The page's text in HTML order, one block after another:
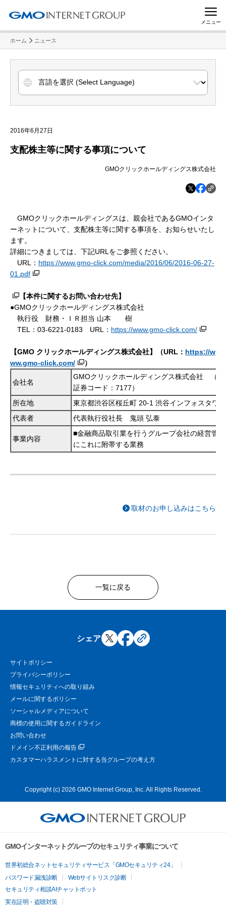
メニュー
ホーム ニュース
2016年6月27日
支配株主等に関する事項について
GMOクリックホールディングス株式会社
GMOクリックホールディングスは、親会社であるGMOインタ
ーネットについて、支配株主等に関する事項を、お知らせいたし
ます。
詳細につきましては、下記URLをご参照ください。
URL： https://www.gmo-click.com/media/2016/06/2016-06-27-
01.pdf
【本件に関するお問い合わせ先】
●GMOクリックホールディングス株式会社
執行役 財務・ＩＲ担当 山本 樹
TEL：03-6221-0183 URL： https://www.gmo-click.com/
【GMO クリックホールディングス株式会社】（URL： https://w
ww.gmo-click.com/
）
会社名
GMOクリックホールディングス株式会社 （
証券コード：7177）
所在地
東京都渋谷区桜丘町 20-1 渋谷インフォスタワー
代表者
代表執行役社長 鬼頭 弘泰
事業内容
■金融商品取引業を行うグループ会社の経営管
にこれに附帯する業務
取材のお申し込みはこちら
一覧に戻る
シェア
サイトポリシー
プライバシーポリシー
情報セキュリティへの取り組み
メールに関するポリシー
ソーシャルメディアについて
商標の使用に関するガイドライン
お問い合わせ
ドメイン不正利用の報告
カスタマーハラスメントに対する当グループの考え方
Copyright (c) 2026 GMO Internet Group, Inc. All Rights Reserved.
GMOインターネットグループのセキュリティ事業について
世界初総合ネットセキュリティサービス「GMOセキュリティ24」
パスワード漏洩診断
Webサイトリスク診断
セキュリティ相談AIチャットボット
実在証明・盗聴対策